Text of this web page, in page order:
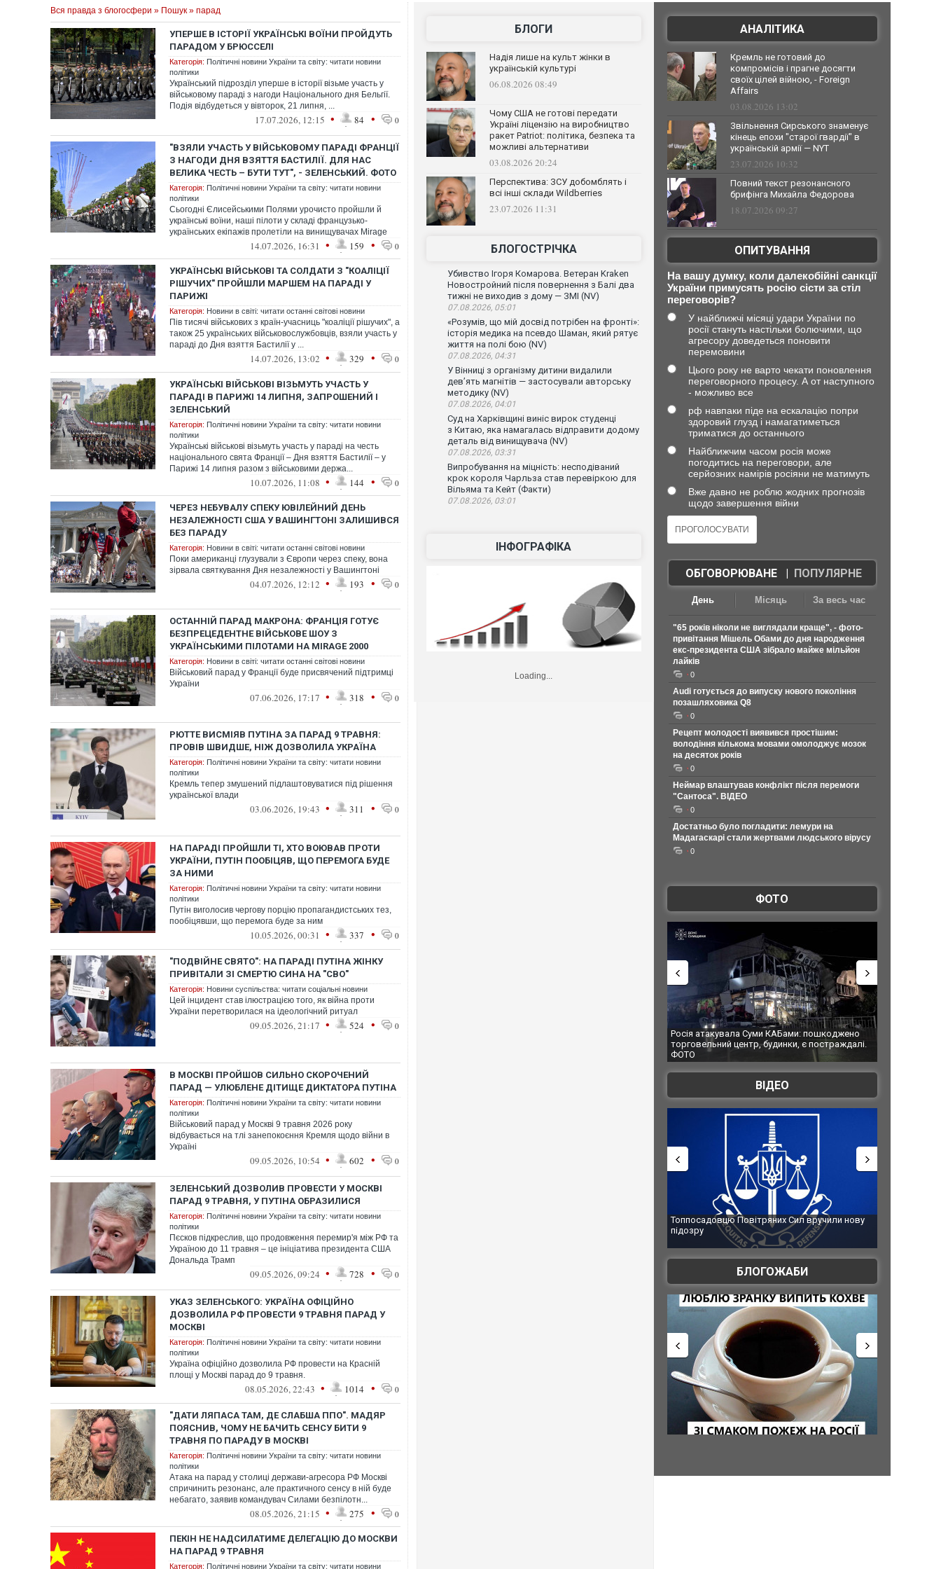
Вся правда з блогосфери » Пошук » парад
УПЕРШЕ В ІСТОРІЇ УКРАЇНСЬКІ ВОЇНИ ПРОЙДУТЬ
ПАРАДОМ У БРЮССЕЛІ
Категорія: Політичні новини України та світу: читати новини
політики
Український підрозділ уперше в історії візьме участь у
військовому параді з нагоди Національного дня Бельгії.
Подія відбудеться у вівторок, 21 липня, ...
17.07.2026, 12:15 • 84 • 0
"ВЗЯЛИ УЧАСТЬ У ВІЙСЬКОВОМУ ПАРАДІ ФРАНЦІЇ
З НАГОДИ ДНЯ ВЗЯТТЯ БАСТИЛІЇ. ДЛЯ НАС
ВЕЛИКА ЧЕСТЬ – БУТИ ТУТ", - ЗЕЛЕНСЬКИЙ. ФОТО
Категорія: Політичні новини України та світу: читати новини
політики
Сьогодні Єлисейськими Полями урочисто пройшли й
українські воїни, наші пілоти у складі французько-
українських екіпажів пролетіли на винищувачах Mirage
14.07.2026, 16:31 • 159 • 0
УКРАЇНСЬКІ ВІЙСЬКОВІ ТА СОЛДАТИ З "КОАЛІЦІЇ
РІШУЧИХ" ПРОЙШЛИ МАРШЕМ НА ПАРАДІ У
ПАРИЖІ
Категорія: Новини в світі: читати останні світові новини
Пів тисячі військових з країн-учасниць "коаліції рішучих", а
також 25 українських військовослужбовців, взяли участь у
параді до Дня взяття Бастилії у ...
14.07.2026, 13:02 • 329 • 0
УКРАЇНСЬКІ ВІЙСЬКОВІ ВІЗЬМУТЬ УЧАСТЬ У
ПАРАДІ В ПАРИЖІ 14 ЛИПНЯ, ЗАПРОШЕНИЙ І
ЗЕЛЕНСЬКИЙ
Категорія: Політичні новини України та світу: читати новини
політики
Українські військові візьмуть участь у параді на честь
національного свята Франції – Дня взяття Бастилії – у
Парижі 14 липня разом з військовими держа...
10.07.2026, 11:08 • 144 • 0
ЧЕРЕЗ НЕБУВАЛУ СПЕКУ ЮВІЛЕЙНИЙ ДЕНЬ
НЕЗАЛЕЖНОСТІ США У ВАШИНГТОНІ ЗАЛИШИВСЯ
БЕЗ ПАРАДУ
Категорія: Новини в світі: читати останні світові новини
Поки американці глузували з Європи через спеку, вона
зірвала святкування Дня незалежності у Вашингтоні
04.07.2026, 12:12 • 193 • 0
ОСТАННІЙ ПАРАД МАКРОНА: ФРАНЦІЯ ГОТУЄ
БЕЗПРЕЦЕДЕНТНЕ ВІЙСЬКОВЕ ШОУ З
УКРАЇНСЬКИМИ ПІЛОТАМИ НА MIRAGE 2000
Категорія: Новини в світі: читати останні світові новини
Військовий парад у Франції буде присвячений підтримці
України
07.06.2026, 17:17 • 318 • 0
РЮТТЕ ВИСМІЯВ ПУТІНА ЗА ПАРАД 9 ТРАВНЯ:
ПРОВІВ ШВИДШЕ, НІЖ ДОЗВОЛИЛА УКРАЇНА
Категорія: Політичні новини України та світу: читати новини
політики
Кремль тепер змушений підлаштовуватися під рішення
української влади
03.06.2026, 19:43 • 311 • 0
НА ПАРАДІ ПРОЙШЛИ ТІ, ХТО ВОЮВАВ ПРОТИ
УКРАЇНИ, ПУТІН ПООБІЦЯВ, ЩО ПЕРЕМОГА БУДЕ
ЗА НИМИ
Категорія: Політичні новини України та світу: читати новини
політики
Путін виголосив чергову порцію пропагандистських тез,
пообіцявши, що перемога буде за ним
10.05.2026, 00:31 • 337 • 0
"ПОДВІЙНЕ СВЯТО": НА ПАРАДІ ПУТІНА ЖІНКУ
ПРИВІТАЛИ ЗІ СМЕРТЮ СИНА НА "СВО"
Категорія: Новини суспільства: читати соціальні новини
Цей інцидент став ілюстрацією того, як війна проти
України перетворилася на ідеологічний ритуал
09.05.2026, 21:17 • 524 • 0
В МОСКВІ ПРОЙШОВ СИЛЬНО СКОРОЧЕНИЙ
ПАРАД — УЛЮБЛЕНЕ ДІТИЩЕ ДИКТАТОРА ПУТІНА
Категорія: Політичні новини України та світу: читати новини
політики
Військовий парад у Москві 9 травня 2026 року
відбувається на тлі занепокоєння Кремля щодо війни в
Україні
09.05.2026, 10:54 • 602 • 0
ЗЕЛЕНСЬКИЙ ДОЗВОЛИВ ПРОВЕСТИ У МОСКВІ
ПАРАД 9 ТРАВНЯ, У ПУТІНА ОБРАЗИЛИСЯ
Категорія: Політичні новини України та світу: читати новини
політики
Пєсков підкреслив, що продовження перемир'я між РФ та
Україною до 11 травня – це ініціатива президента США
Дональда Трамп
09.05.2026, 09:24 • 728 • 0
УКАЗ ЗЕЛЕНСЬКОГО: УКРАЇНА ОФІЦІЙНО
ДОЗВОЛИЛА РФ ПРОВЕСТИ 9 ТРАВНЯ ПАРАД У
МОСКВІ
Категорія: Політичні новини України та світу: читати новини
політики
Україна офіційно дозволила РФ провести на Красній
площі у Москві парад до 9 травня.
08.05.2026, 22:43 • 1014 • 0
"ДАТИ ЛЯПАСА ТАМ, ДЕ СЛАБША ППО". МАДЯР
ПОЯСНИВ, ЧОМУ НЕ БАЧИТЬ СЕНСУ БИТИ 9
ТРАВНЯ ПО ПАРАДУ В МОСКВІ
Категорія: Політичні новини України та світу: читати новини
політики
Атака на парад у столиці держави-агресора РФ Москві
спричинить резонанс, але практичного сенсу в ній буде
небагато, заявив командувач Силами безпілотн...
08.05.2026, 21:15 • 275 • 0
ПЕКІН НЕ НАДСИЛАТИМЕ ДЕЛЕГАЦІЮ ДО МОСКВИ
НА ПАРАД 9 ТРАВНЯ
Категорія: Політичні новини України та світу: читати новини
БЛОГИ
Надія лише на культ жінки в
українській культурі
06.08.2026 08:49
Чому США не готові передати
Україні ліцензію на виробництво
ракет Patriot: політика, безпека та
можливі альтернативи
03.08.2026 20:24
Перспектива: ЗСУ добомблять і
всі інші склади Wildberries
23.07.2026 11:31
БЛОГОСТРІЧКА
Убивство Ігоря Комарова. Ветеран Kraken
Новостройний після повернення з Балі два
тижні не виходив з дому — ЗМІ (NV)
07.08.2026, 05:01
«Розумів, що мій досвід потрібен на фронті»:
історія медика на псевдо Шаман, який рятує
життя на полі бою (NV)
07.08.2026, 04:31
У Вінниці з організму дитини видалили
дев’ять магнітів — застосували авторську
методику (NV)
07.08.2026, 04:01
Суд на Харківщині виніс вирок студенці
з Китаю, яка намагалась відправити додому
деталь від винищувача (NV)
07.08.2026, 03:31
Випробування на міцність: несподіваний
крок короля Чарльза став перевіркою для
Вільяма та Кейт (Факти)
07.08.2026, 03:01
ІНФОГРАФІКА
Loading...
АНАЛІТИКА
Кремль не готовий до
компромісів і прагне досягти
своїх цілей війною, - Foreign
Affairs
03.08.2026 13:02
Звільнення Сирського знаменує
кінець епохи "старої гвардії" в
українській армії — NYT
23.07.2026 10:32
Повний текст резонансного
брифінга Михайла Федорова
18.07.2026 09:27
ОПИТУВАННЯ
На вашу думку, коли далекобійні санкції
України примусять росію сісти за стіл
переговорів?
У найближчі місяці удари України по
росії стануть настільки болючими, що
агресору доведеться поновити
перемовини
Цього року не варто чекати поновлення
переговорного процесу. А от наступного
- можливо все
рф навпаки піде на ескалацію попри
здоровий глузд і намагатиметься
триматися до останнього
Найближчим часом росія може
погодитись на переговори, але
серйозних намірів росіяни не матимуть
Вже давно не роблю жодних прогнозів
щодо завершення війни
ОБГОВОРЮВАНЕ| ПОПУЛЯРНЕ
День Місяць За весь час
"65 років ніколи не виглядали краще", - фото-
привітання Мішель Обами до дня народження
екс-президента США зібрало майже мільйон
лайків
0
Audi готується до випуску нового покоління
позашляховика Q8
0
Рецепт молодості виявився простішим:
володіння кількома мовами омолоджує мозок
на десяток років
0
Неймар влаштував конфлікт після перемоги
"Сантоса". ВІДЕО
0
Достатньо було погладити: лемури на
Мадагаскарі стали жертвами людського вірусу
0
ФОТО
Росія атакувала Суми КАБами: пошкоджено
торговельний центр, будинки, є постраждалі.
Українські надзвичайники врятували козуленя
під час ліквідації масштабної лісової пожежі у
ВІДЕО
Топпосадовцю Повітряних Сил вручили нову
Сили оборони уразили Ярославський НПЗ:
губернатор регіону заявив про
атаку. ВІДЕО
БЛОГОЖАБИ